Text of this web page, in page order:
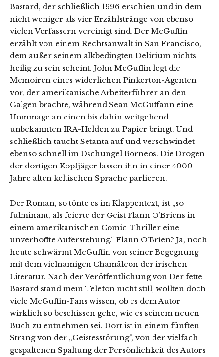
Bastard, der schließlich 1996 erschien und in dem
nicht weniger als vier Erzählstränge von ebenso
vielen Verfassern vereinigt sind. Der McGuffin
erzählt von einem Rechtsanwalt in San Francisco,
dem außer seinem alkbedingten Delirium nichts
heilig zu sein scheint. John McGuffin legt die
Memoiren eines widerlichen Pinkerton-Agenten
vor, der amerikanische Arbeiterführer an den
Galgen brachte, während Sean McGuffann eine
Hommage an einen bis dahin weitgehend
unbekannten IRA-Helden zu Papier bringt. Und
schließlich taucht Setanta auf und verschwindet
ebenso schnell im Dschungel Borneos. Die Drogen
der dortigen Kopfjäger lassen ihn in einer 4000
Jahre alten keltischen Sprache parlieren.
Der Roman, so tönte es im Klappentext, ist „so
fulminant, als feierte der Geist Flann O’Briens in
einem amerikanischen Comic-Thriller eine
unverhoffte Auferstehung.“ Flann O’Brien? Ja, noch
heute schwärmt McGuffin von seiner Begegnung
mit dem vielnamigen Chamäleon der irischen
Literatur. Nach der Veröffentlichung von Der fette
Bastard stand mein Telefon nicht still, wollten doch
viele McGuffin-Fans wissen, ob es dem Autor
wirklich so beschissen gehe, wie es seinem neuen
Buch zu entnehmen sei. Dort ist in einem fünften
Strang von der „Geistesstörung“, von der vielfach
gespaltenen Spaltung der Persönlichkeit des Autors